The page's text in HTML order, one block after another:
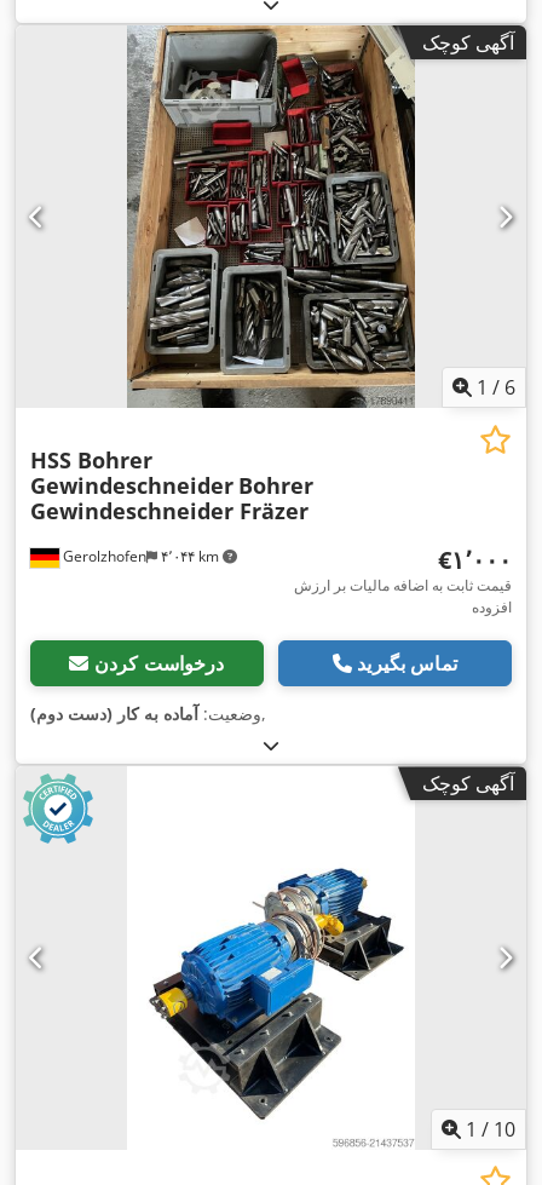
آگهی کوچک
1 / 6
Gerolzhofen ۴٬۰۴۴ km
HSS Bohrer
Gewindeschneider Bohrer
Gewindeschneider Fräzer
‎€۱٬۰۰۰
قیمت ثابت به اضافه مالیات بر ارزش
افزوده
درخواست کردن تماس بگیرید
وضعیت: آماده به کار (دست دوم) ,
آگهی کوچک
1 / 10